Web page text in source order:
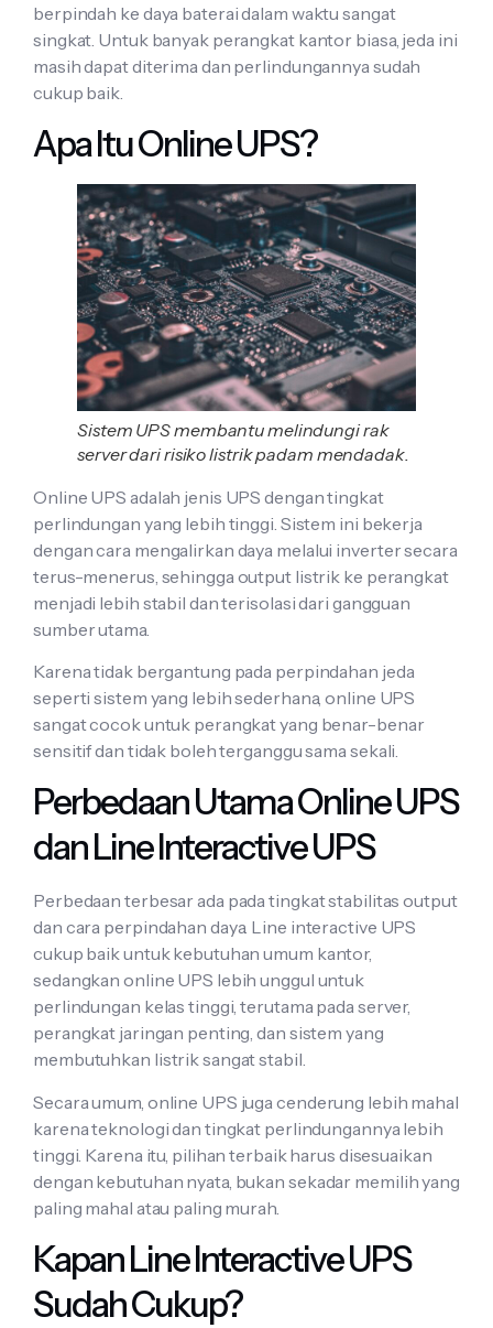
berpindah ke daya baterai dalam waktu sangat
singkat. Untuk banyak perangkat kantor biasa, jeda ini
masih dapat diterima dan perlindungannya sudah
cukup baik.
Apa Itu Online UPS?
Sistem UPS membantu melindungi rak
server dari risiko listrik padam mendadak.
Online UPS adalah jenis UPS dengan tingkat
perlindungan yang lebih tinggi. Sistem ini bekerja
dengan cara mengalirkan daya melalui inverter secara
terus-menerus, sehingga output listrik ke perangkat
menjadi lebih stabil dan terisolasi dari gangguan
sumber utama.
Karena tidak bergantung pada perpindahan jeda
seperti sistem yang lebih sederhana, online UPS
sangat cocok untuk perangkat yang benar-benar
sensitif dan tidak boleh terganggu sama sekali.
Perbedaan Utama Online UPS
dan Line Interactive UPS
Perbedaan terbesar ada pada tingkat stabilitas output
dan cara perpindahan daya. Line interactive UPS
cukup baik untuk kebutuhan umum kantor,
sedangkan online UPS lebih unggul untuk
perlindungan kelas tinggi, terutama pada server,
perangkat jaringan penting, dan sistem yang
membutuhkan listrik sangat stabil.
Secara umum, online UPS juga cenderung lebih mahal
karena teknologi dan tingkat perlindungannya lebih
tinggi. Karena itu, pilihan terbaik harus disesuaikan
dengan kebutuhan nyata, bukan sekadar memilih yang
paling mahal atau paling murah.
Kapan Line Interactive UPS
Sudah Cukup?